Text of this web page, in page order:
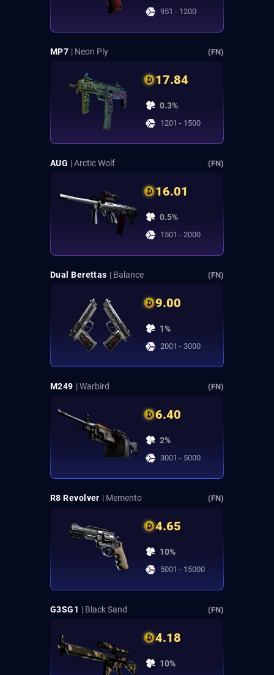
951 - 1200
MP7 | Neon Ply (FN)
17.84
0.3%
1201 - 1500
AUG | Arctic Wolf (FN)
16.01
0.5%
1501 - 2000
Dual Berettas | Balance (FN)
9.00
1%
2001 - 3000
M249 | Warbird (FN)
6.40
2%
3001 - 5000
R8 Revolver | Memento (FN)
4.65
10%
5001 - 15000
G3SG1 | Black Sand (FN)
4.18
10%